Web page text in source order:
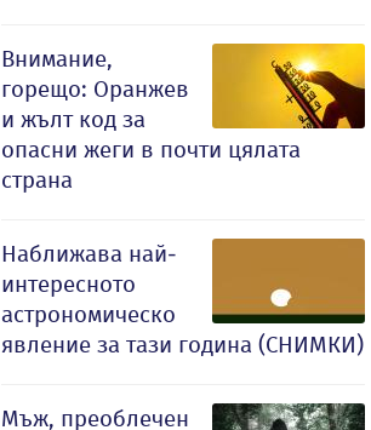
Внимание,
горещо: Оранжев
и жълт код за
опасни жеги в почти цялата
страна
Наближава най-
интересното
астрономическо
явление за тази година (СНИМКИ)
Мъж, преоблечен